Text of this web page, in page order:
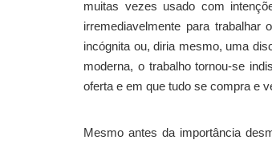
muitas vezes usado com
irremediavelmente para
incógnita ou, diria mesmo, uma
moderna, o trabalho tornou-se
oferta e em que tudo se compra e
Mesmo antes da importância